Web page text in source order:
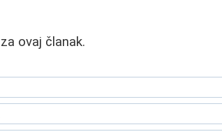
ovaj članak.